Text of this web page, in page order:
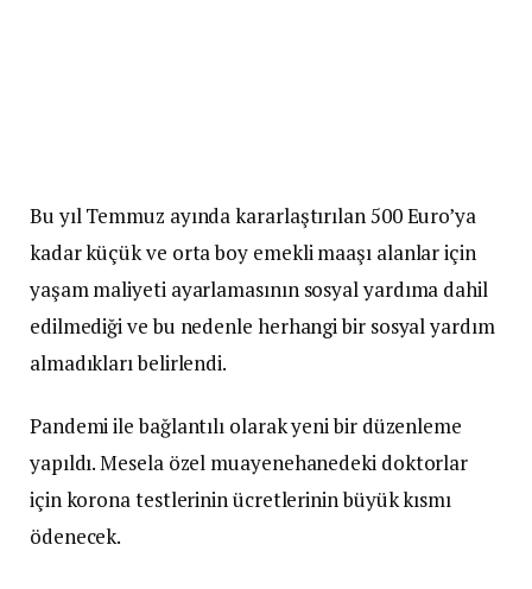
Bu yıl Temmuz ayında kararlaştırılan 500 Euro’ya
kadar küçük ve orta boy emekli maaşı alanlar için
yaşam maliyeti ayarlamasının sosyal yardıma dahil
edilmediği ve bu nedenle herhangi bir sosyal yardım
almadıkları belirlendi.
Pandemi ile bağlantılı olarak yeni bir düzenleme
yapıldı. Mesela özel muayenehanedeki doktorlar
için korona testlerinin ücretlerinin büyük kısmı
ödenecek.